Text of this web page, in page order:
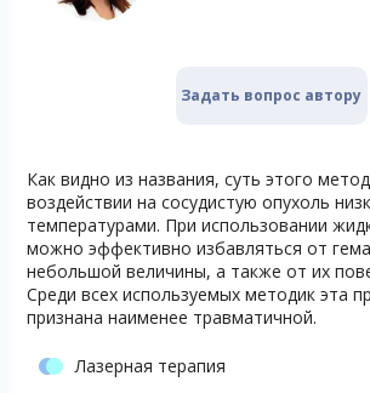
Задать вопрос автору
Как видно из названия, суть этого
воздействии на сосудистую опухоль
температурами. При использовании
можно эффективно избавляться от
небольшой величины, а также от их
Среди всех используемых методик эта
признана наименее травматичной.
Лазерная терапия